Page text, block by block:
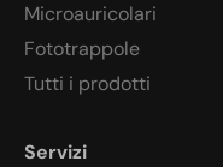
Microauricolari
Fototrappole
Tutti i prodotti
Servizi